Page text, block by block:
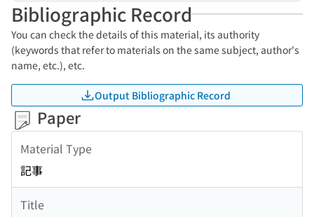
Bibliographic Record
You can check the details of this material, its authority
(keywords that refer to materials on the same subject, author's
name, etc.), etc.
Output Bibliographic Record
Paper
Material Type
記事
Title